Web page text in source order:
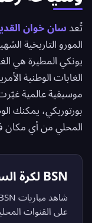
تُعد سان خوان
المورو التاريخية
يونكي المطيرة هي
الغابات الوطنية
بورتوريكي، يمكنك
المحلي من أي مكان
BSN لكرة السلة والبيسبول البورتوريكي
على القنوات